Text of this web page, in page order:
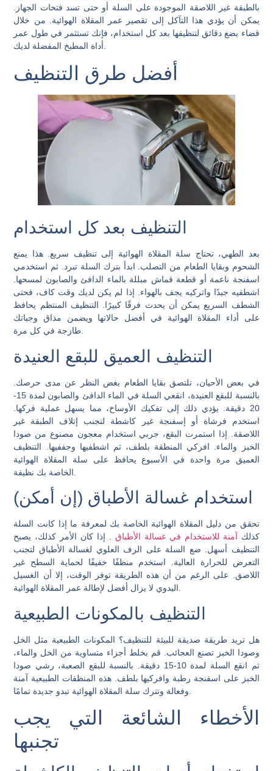
بالطبقة غير اللاصقة الموجودة على السلة أو حتى تسد فتحات الجهاز.
يمكن أن يؤدي هذا التآكل إلى تقصير عمر المقلاة الهوائية. من خلال
قضاء بضع دقائق لتنظيفها بعد كل استخدام، فإنك تستثمر في طول عمر
أفضل طرق التنظيف
التنظيف بعد كل استخدام
بعد الطهي، تحتاج سلة المقلاة الهوائية إلى تنظيف سريع. هذا يمنع
الشحوم وبقايا الطعام من التصلب. ابدأ بترك السلة تبرد. ثم استخدمي
اسفنجة ناعمة أو قطعة قماش مبللة بالماء الدافئ والصابون لمسحها.
اشطفيه جيدًا واتركيه يجف بالهواء. إذا لم يكن لديك وقت كاف، فحتى
الشطف السريع يمكن أن يحدث فرقًا كبيرًا. التنظيف المنتظم يحافظ
على أداء المقلاة الهوائية في أفضل حالاتها ويضمن مذاق وجباتك
طازجة في كل مرة.
التنظيف العميق للبقع العنيدة
في بعض الأحيان، تلتصق بقايا الطعام بغض النظر عن مدى حرصك.
بالنسبة للبقع العنيدة، انقعي السلة في الماء الدافئ والصابون لمدة 15-
20 دقيقة. يؤدي ذلك إلى تفكيك الأوساخ، مما يسهل عملية فركها.
استخدم فرشاة أو إسفنجة غير كاشطة لتجنب إتلاف الطبقة غير
اللاصقة. إذا استمرت البقع، جربي استخدام معجون مصنوع من صودا
الخبز والماء. افركي المنطقة بلطف، ثم اشطفيها وجففيها. التنظيف
العميق مرة واحدة في الأسبوع يحافظ على سلة المقلاة الهوائية
استخدام غسالة الأطباق (إن أمكن)
تحقق من دليل المقلاة الهوائية الخاصة بك لمعرفة ما إذا كانت السلة
كذلك آمنة للاستخدام في غسالة الأطباق
. إذا كان الأمر كذلك، يصبح
التنظيف أسهل. ضع السلة على الرف العلوي لغسالة الأطباق لتجنب
التعرض للحرارة العالية. استخدم منظفًا خفيفًا لحماية السطح غير
اللاصق. على الرغم من أن هذه الطريقة توفر الوقت، إلا أن الغسيل
التنظيف بالمكونات الطبيعية
هل تريد طريقة صديقة للبيئة للتنظيف؟ المكونات الطبيعية مثل الخل
وصودا الخبز تصنع العجائب. قم بخلط أجزاء متساوية من الخل والماء،
ثم انقع السلة لمدة 10-15 دقيقة. بالنسبة للبقع الصعبة، رشي صودا
الخبز على اسفنجة رطبة وافركيها بلطف. هذه المنظفات الطبيعية آمنة
الأخطاء الشائعة التي يجب
تجنبها